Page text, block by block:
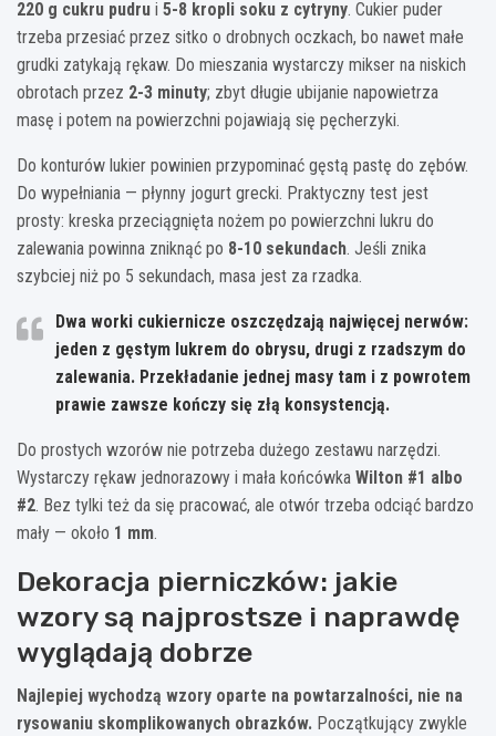
220 g cukru pudru i 5-8 kropli soku z cytryny. Cukier puder
trzeba przesiać przez sitko o drobnych oczkach, bo nawet małe
grudki zatykają rękaw. Do mieszania wystarczy mikser na niskich
obrotach przez 2-3 minuty; zbyt długie ubijanie napowietrza
masę i potem na powierzchni pojawiają się pęcherzyki.
Do konturów lukier powinien przypominać gęstą pastę do zębów.
Do wypełniania — płynny jogurt grecki. Praktyczny test jest
prosty: kreska przeciągnięta nożem po powierzchni lukru do
zalewania powinna zniknąć po 8-10 sekundach. Jeśli znika
szybciej niż po 5 sekundach, masa jest za rzadka.
Dwa worki cukiernicze oszczędzają najwięcej nerwów:
jeden z gęstym lukrem do obrysu, drugi z rzadszym do
zalewania. Przekładanie jednej masy tam i z powrotem
prawie zawsze kończy się złą konsystencją.
Do prostych wzorów nie potrzeba dużego zestawu narzędzi.
Wystarczy rękaw jednorazowy i mała końcówka Wilton #1 albo
#2. Bez tylki też da się pracować, ale otwór trzeba odciąć bardzo
mały — około 1 mm.
Dekoracja pierniczków: jakie
wzory są najprostsze i naprawdę
wyglądają dobrze
Najlepiej wychodzą wzory oparte na powtarzalności, nie na
rysowaniu skomplikowanych obrazków. Początkujący zwykle